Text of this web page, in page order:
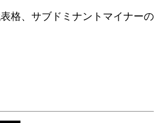
格、サブドミナントマイナーの